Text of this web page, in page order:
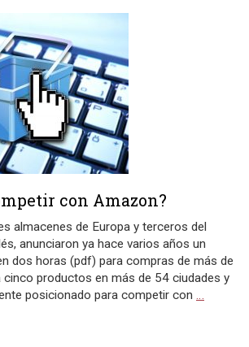
con Amazon?
almacenes de Europa y terceros del
anunciaron ya hace varios años un
dos horas (pdf) para compras de más de
cinco productos en más de 54 ciudades y
posicionado para competir con …